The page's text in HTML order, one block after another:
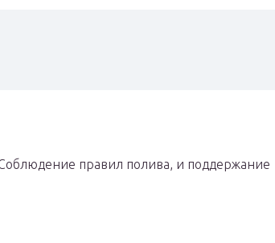
правил полива, и поддержание